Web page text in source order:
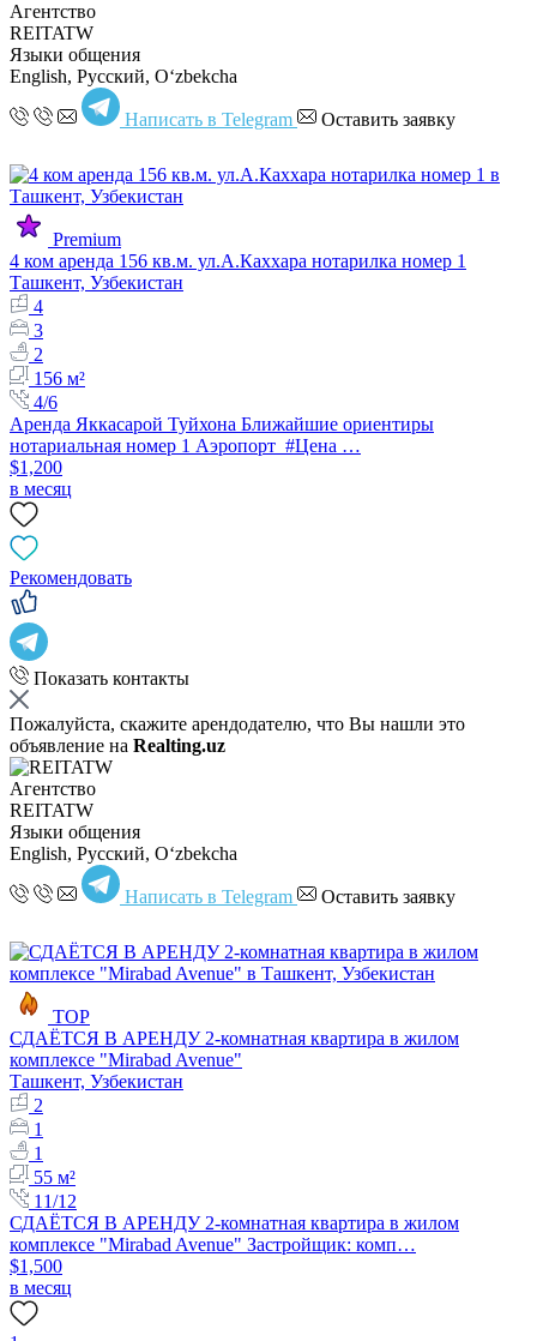
Агентство
REITATW
Языки общения
English, Русский, Oʻzbekcha
Написать в Telegram Оставить заявку
Premium
4 ком аренда 156 кв.м. ул.А.Каххара нотарилка номер 1
Ташкент, Узбекистан
4
3
2
156 м²
4/6
Аренда Яккасарой Туйхона Ближайшие ориентиры
нотариальная номер 1 Аэропорт #Цена …
$1,200
в месяц
Рекомендовать
Показать контакты
Пожалуйста, скажите арендодателю, что Вы нашли это
объявление на Realting.uz
Агентство
REITATW
Языки общения
English, Русский, Oʻzbekcha
Написать в Telegram Оставить заявку
TOP
СДАЁТСЯ В АРЕНДУ 2-комнатная квартира в жилом
комплексе "Mirabad Avenue"
Ташкент, Узбекистан
2
1
1
55 м²
11/12
СДАЁТСЯ В АРЕНДУ 2-комнатная квартира в жилом
комплексе "Mirabad Avenue" Застройщик: комп…
$1,500
в месяц